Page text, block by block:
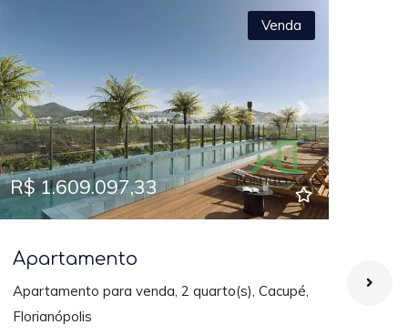
Previous Next
Venda
R$ 1.609.097,33
Apartamento
Apartamento para venda, 2 quarto(s), Cacupé,
Florianópolis